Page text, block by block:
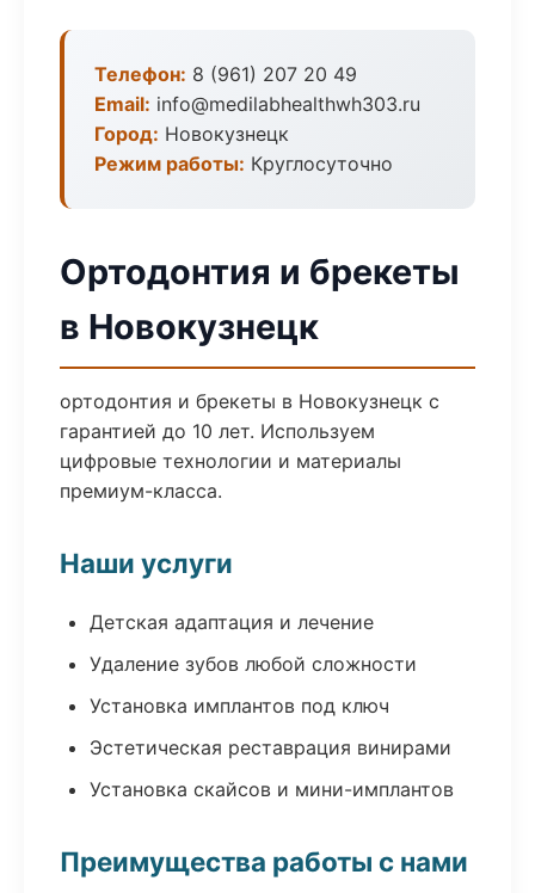
Телефон: 8 (961) 207 20 49
Email: info@medilabhealthwh303.ru
Город: Новокузнецк
Режим работы: Круглосуточно
Ортодонтия и брекеты
в Новокузнецк
ортодонтия и брекеты в Новокузнецк с
гарантией до 10 лет. Используем
цифровые технологии и материалы
премиум-класса.
Наши услуги
Детская адаптация и лечение
Удаление зубов любой сложности
Установка имплантов под ключ
Эстетическая реставрация винирами
Установка скайсов и мини-имплантов
Преимущества работы с нами